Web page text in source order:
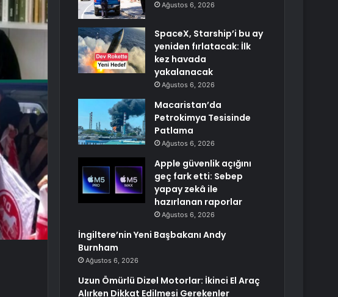
Ağustos 6, 2026
SpaceX, Starship’i bu ay
yeniden fırlatacak: İlk
kez havada
yakalanacak
Ağustos 6, 2026
Macaristan’da
Petrokimya Tesisinde
Patlama
Ağustos 6, 2026
Apple güvenlik açığını
geç fark etti: Sebep
yapay zekâ ile
hazırlanan raporlar
Ağustos 6, 2026
İngiltere’nin Yeni Başbakanı Andy
Burnham
Ağustos 6, 2026
Uzun Ömürlü Dizel Motorlar: İkinci El Araç
Alırken Dikkat Edilmesi Gerekenler